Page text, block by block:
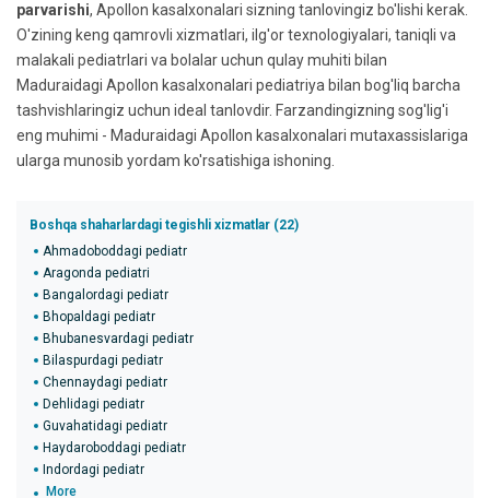
parvarishi, Apollon kasalxonalari sizning tanlovingiz bo'lishi kerak.
O'zining keng qamrovli xizmatlari, ilg'or texnologiyalari, taniqli va
malakali pediatrlari va bolalar uchun qulay muhiti bilan
Maduraidagi Apollon kasalxonalari pediatriya bilan bog'liq barcha
tashvishlaringiz uchun ideal tanlovdir. Farzandingizning sog'lig'i
eng muhimi - Maduraidagi Apollon kasalxonalari mutaxassislariga
ularga munosib yordam ko'rsatishiga ishoning.
Boshqa shaharlardagi tegishli xizmatlar (22)
Ahmadoboddagi pediatr
Aragonda pediatri
Bangalordagi pediatr
Bhopaldagi pediatr
Bhubanesvardagi pediatr
Bilaspurdagi pediatr
Chennaydagi pediatr
Dehlidagi pediatr
Guvahatidagi pediatr
Haydaroboddagi pediatr
Indordagi pediatr
More